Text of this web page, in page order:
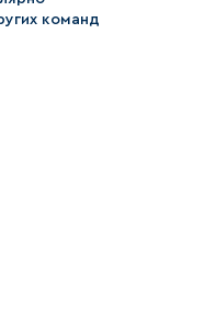
команд